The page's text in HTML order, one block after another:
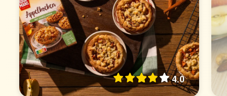
4.0